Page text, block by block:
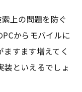
上の問題を防ぐ
からモバイルに
すます増えてく
装といえるでしょ